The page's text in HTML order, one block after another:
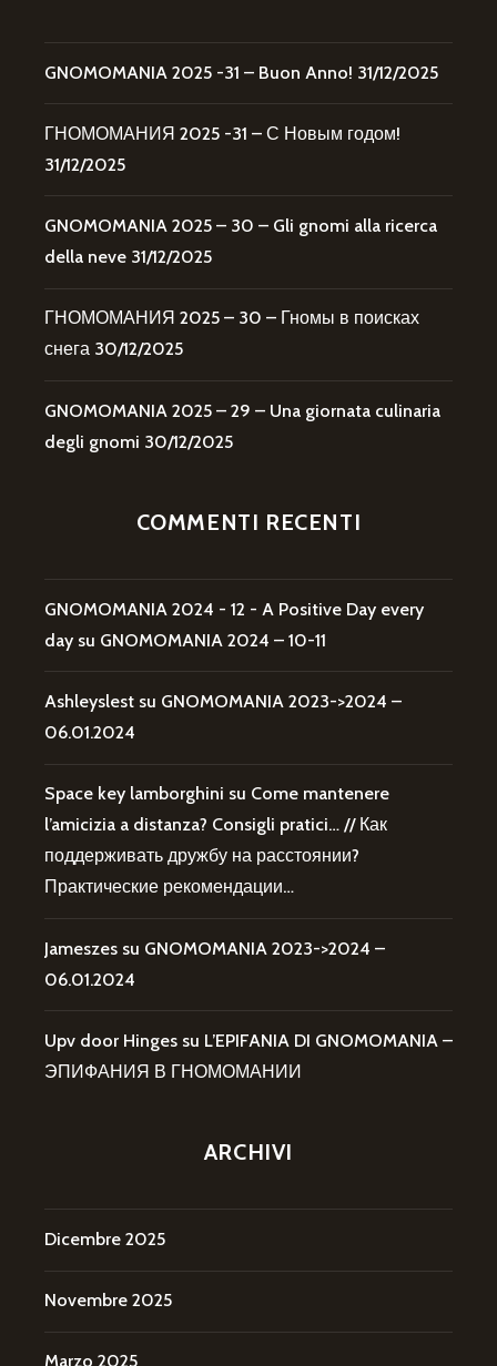
GNOMOMANIA 2025 -31 – Buon Anno! 31/12/2025
ГНОМОМАНИЯ 2025 -31 – С Новым годом!
31/12/2025
GNOMOMANIA 2025 – 30 – Gli gnomi alla ricerca
della neve 31/12/2025
ГНОМОМАНИЯ 2025 – 30 – Гномы в поисках
снега 30/12/2025
GNOMOMANIA 2025 – 29 – Una giornata culinaria
degli gnomi 30/12/2025
COMMENTI RECENTI
GNOMOMANIA 2024 - 12 - A Positive Day every
day su GNOMOMANIA 2024 – 10-11
Ashleyslest su GNOMOMANIA 2023->2024 –
06.01.2024
Space key lamborghini su Come mantenere
l’amicizia a distanza? Consigli pratici… // Как
поддерживать дружбу на расстоянии?
Практические рекомендации…
Jameszes su GNOMOMANIA 2023->2024 –
06.01.2024
Upv door Hinges su L’EPIFANIA DI GNOMOMANIA –
ЭПИФАНИЯ В ГНОМОМАНИИ
ARCHIVI
Dicembre 2025
Novembre 2025
Marzo 2025